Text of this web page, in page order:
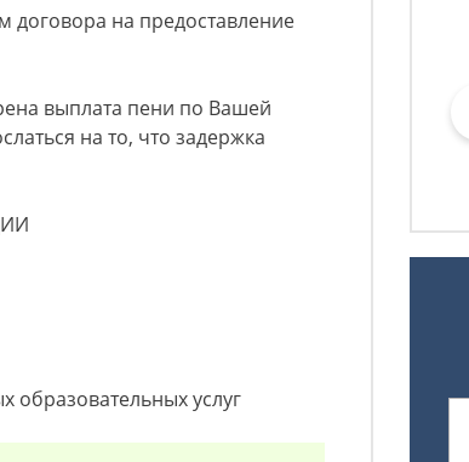
договора на предоставление
выплата пени по Вашей
на то, что задержка
образовательных услуг